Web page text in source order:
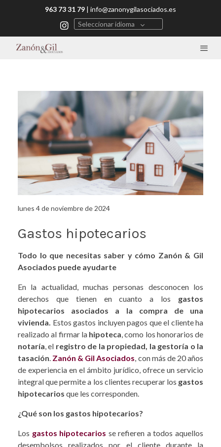
963 73 31 79 | info@zanonygilasociados.es
Seleccionar idioma
lunes 4 de noviembre de 2024
Gastos hipotecarios
Todo lo que necesitas saber y cómo Zanón & Gil
Asociados puede ayudarte
En la actualidad, muchas personas desconocen los
derechos que tienen en cuanto a los gastos
hipotecarios asociados a la compra de una
vivienda. Estos gastos incluyen pagos que el cliente ha
realizado al firmar la hipoteca , como los honorarios de
notaría , el registro de la propiedad, la gestoría o la
tasación Zanón & Gil Asociados , con más de 20 años
de experiencia en el ámbito jurídico, ofrece un servicio
integral que permite a los clientes recuperar los gastos
hipotecarios que les corresponden.
¿Qué son los gastos hipotecarios?
Los gastos hipotecarios se refieren a todos aquellos
desembolsos realizados por el cliente durante la